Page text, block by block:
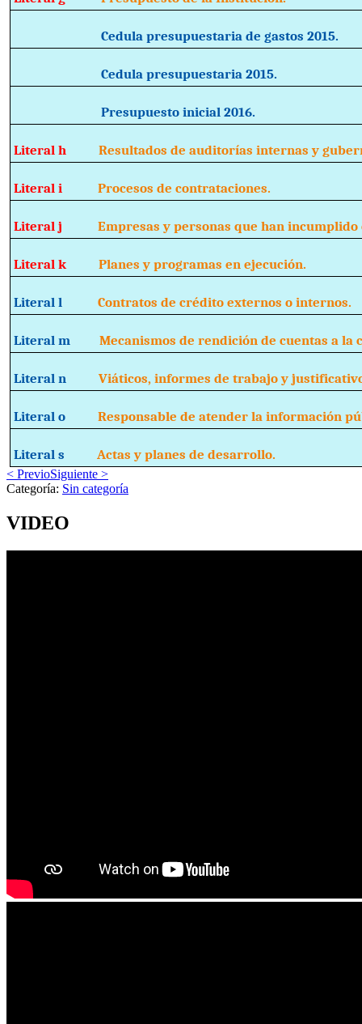
Cedula presupuestaria de gastos
Cedula presupuestaria 2015.
Presupuesto inicial 2016.
Literal h Resultados de auditorías internas y
Literal iProcesos de contrataciones.
Literal jEmpresas y personas que han
Literal k Planes y programas en ejecución.
Literal l Contratos de crédito externos o internos.
Literal m Mecanismos de rendición de cuentas a la
Literal n Viáticos, informes de trabajo y
Literal o Responsable de atender la información
Literal s Actas y planes de desarrollo.
< PrevioSiguiente >
Categoría: Sin categoría
VIDEO